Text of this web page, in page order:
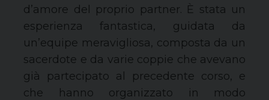
d’amore del proprio partner. È stata un
esperienza fantastica, guidata da
un’equipe meravigliosa, composta da un
sacerdote e da varie coppie che avevano
già partecipato al precedente corso, e
che hanno organizzato in modo